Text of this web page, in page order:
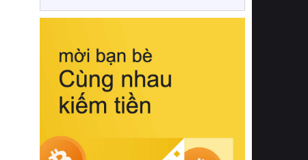
này, bạn sẽ cảm nhận rõ rệt sự khác
hồi chuẩn xác của phần đệm nâng đỡ
cột sống.
Bên cạnh đó, việc lựa chọn các dòng
sản phẩm đạt chuẩn chất lượng quốc
tế còn giúp ngăn ngừa tình trạng kích
khuẩn và nấm mốc trong điều kiện
thời tiết nóng ẩm. Bạn có thể tìm hiểu